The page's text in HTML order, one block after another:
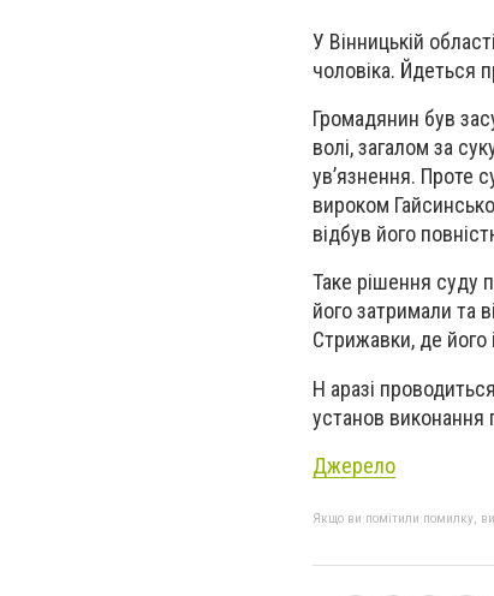
У Вінницькій
чоловіка. Йдеться
Громадянин був
волі, загалом за
ув’язнення. Проте
вироком
відбув його
Таке рішення суду
його затримали та
Стрижавки, де його
Н аразі
установ виконання
Джерело
Якщо ви помітили помилку,